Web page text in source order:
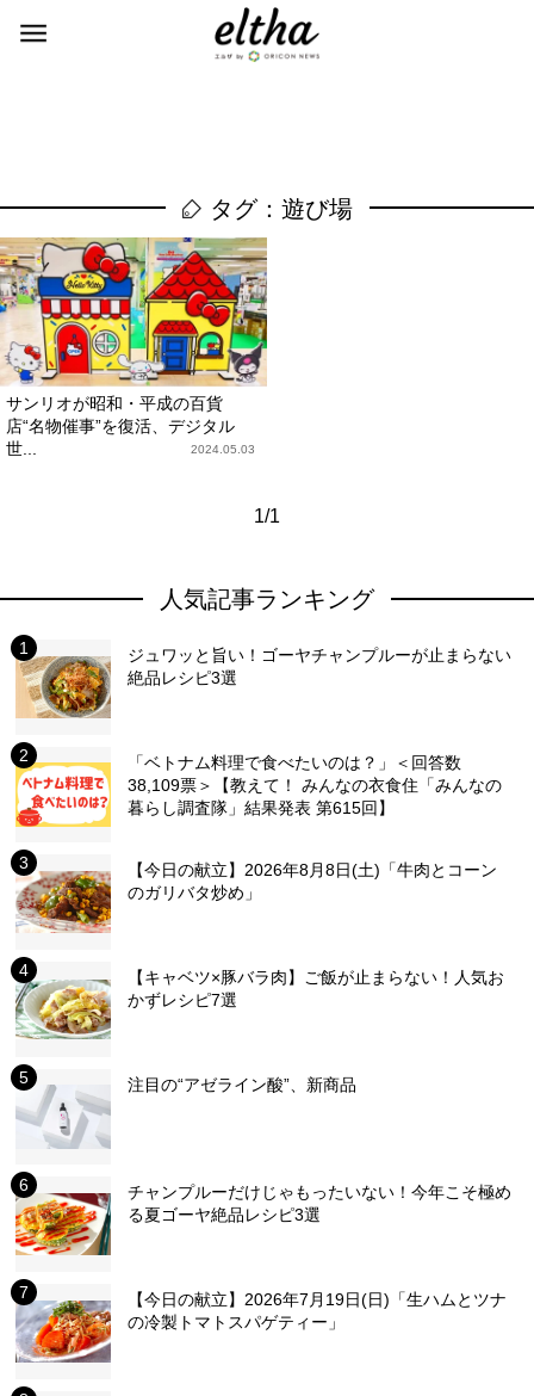
タグ：遊び場
サンリオが昭和・平成の百貨
店“名物催事”を復活、デジタル
世...
2024.05.03
1/1
人気記事ランキング
ジュワッと旨い！ゴーヤチャンプルーが止まらない
絶品レシピ3選
「ベトナム料理で食べたいのは？」＜回答数
38,109票＞【教えて！ みんなの衣食住「みんなの
暮らし調査隊」結果発表 第615回】
【今日の献立】2026年8月8日(土)「牛肉とコーン
のガリバタ炒め」
【キャベツ×豚バラ肉】ご飯が止まらない！人気お
かずレシピ7選
注目の“アゼライン酸”、新商品
チャンプルーだけじゃもったいない！今年こそ極め
る夏ゴーヤ絶品レシピ3選
【今日の献立】2026年7月19日(日)「生ハムとツナ
の冷製トマトスパゲティー」